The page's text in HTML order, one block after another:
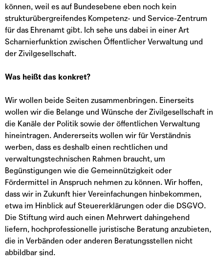
können, weil es auf Bundesebene eben noch kein
strukturübergreifendes Kompetenz- und Service-Zentrum
für das Ehrenamt gibt. Ich sehe uns dabei in einer Art
Scharnierfunktion zwischen Öffentlicher Verwaltung und
der Zivilgesellschaft.
Was heißt das konkret?
Wir wollen beide Seiten zusammenbringen. Einerseits
wollen wir die Belange und Wünsche der Zivilgesellschaft in
die Kanäle der Politik sowie der öffentlichen Verwaltung
hineintragen. Andererseits wollen wir für Verständnis
werben, dass es deshalb einen rechtlichen und
verwaltungstechnischen Rahmen braucht, um
Begünstigungen wie die Gemeinnützigkeit oder
Fördermittel in Anspruch nehmen zu können. Wir hoffen,
dass wir in Zukunft hier Vereinfachungen hinbekommen,
etwa im Hinblick auf Steuererklärungen oder die DSGVO.
Die Stiftung wird auch einen Mehrwert dahingehend
liefern, hochprofessionelle juristische Beratung anzubieten,
die in Verbänden oder anderen Beratungsstellen nicht
abbildbar sind.